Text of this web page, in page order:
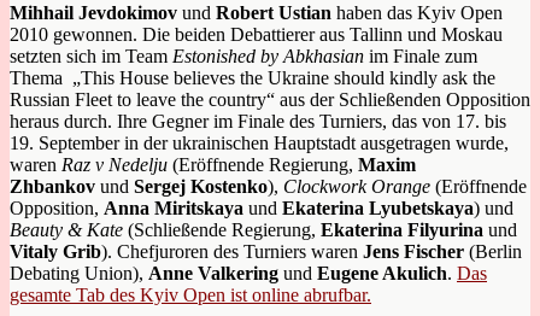
Mihhail Jevdokimov und Robert Ustian haben das Kyiv Open
2010 gewonnen. Die beiden Debattierer aus Tallinn und Moskau
setzten sich im Team Estonished by Abkhasian im Finale zum
Thema „This House believes the Ukraine should kindly ask the
Russian Fleet to leave the country“ aus der Schließenden Opposition
heraus durch. Ihre Gegner im Finale des Turniers, das von 17. bis
19. September in der ukrainischen Hauptstadt ausgetragen wurde,
waren Raz v Nedelju (Eröffnende Regierung, Maxim
Zhbankov und Sergej Kostenko), Clockwork Orange (Eröffnende
Opposition, Anna Miritskaya und Ekaterina Lyubetskaya) und
Beauty & Kate (Schließende Regierung, Ekaterina Filyurina und
Vitaly Grib). Chefjuroren des Turniers waren Jens Fischer (Berlin
Debating Union), Anne Valkering und Eugene Akulich. Das
gesamte Tab des Kyiv Open ist online abrufbar.